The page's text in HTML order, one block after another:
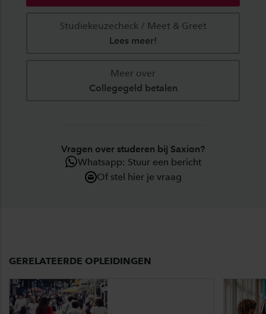
Studiekeuzecheck / Meet & Greet
Lees meer!
Meer over
Collegegeld betalen
Vragen over studeren bij Saxion?
Whatsapp: Stuur een bericht
Of stel hier je vraag
GERELATEERDE OPLEIDINGEN